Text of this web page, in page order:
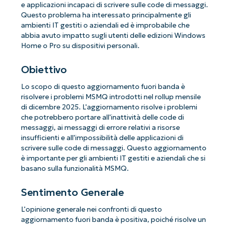
e applicazioni incapaci di scrivere sulle code di messaggi.
Questo problema ha interessato principalmente gli
ambienti IT gestiti o aziendali ed è improbabile che
abbia avuto impatto sugli utenti delle edizioni Windows
Home o Pro su dispositivi personali.
Obiettivo
Lo scopo di questo aggiornamento fuori banda è
risolvere i problemi MSMQ introdotti nel rollup mensile
di dicembre 2025. L'aggiornamento risolve i problemi
che potrebbero portare all'inattività delle code di
messaggi, ai messaggi di errore relativi a risorse
insufficienti e all'impossibilità delle applicazioni di
scrivere sulle code di messaggi. Questo aggiornamento
è importante per gli ambienti IT gestiti e aziendali che si
basano sulla funzionalità MSMQ.
Sentimento Generale
L'opinione generale nei confronti di questo
aggiornamento fuori banda è positiva, poiché risolve un